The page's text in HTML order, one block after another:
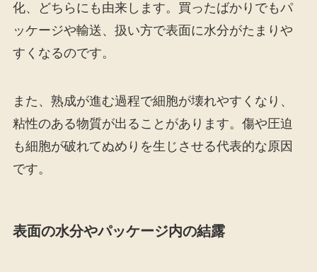
化、どちらにも由来します。買ったばかりでもパ
ッケージや輸送、扱い方で表面に水分がたまりや
すくなるのです。
また、熟成が進む過程で細胞が壊れやすくなり、
粘性のある物質が出ることがあります。傷や圧迫
も細胞が破れてぬめりを生じさせる代表的な原因
です。
表面の水分やパッケージ内の結露